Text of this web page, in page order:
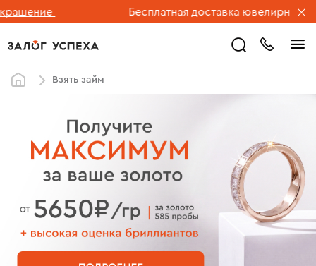
Бесплатная доставка ювелирных
Взять займ